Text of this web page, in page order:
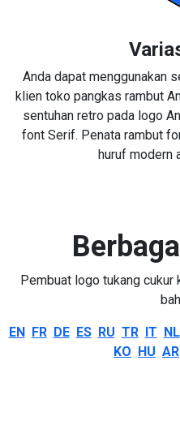
Anda dapat menggunakan
klien toko pangkas rambut
sentuhan retro pada logo
font Serif. Penata rambut
huruf modern
Pembuat logo tukang
EN FR DE ES RU TR IT NL
KO HU AR